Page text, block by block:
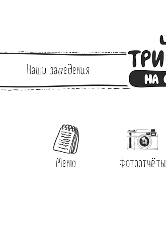
Наши заведения
Меню
Фотоотчёты